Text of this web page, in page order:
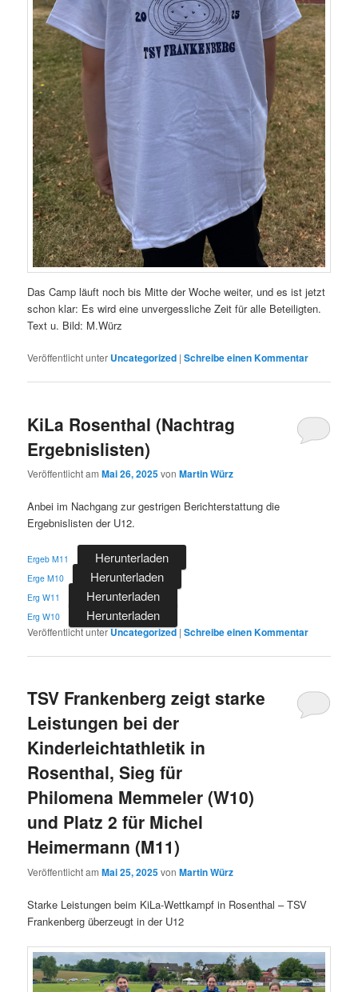
Das Camp läuft noch bis Mitte der Woche weiter, und es ist jetzt
schon klar: Es wird eine unvergessliche Zeit für alle Beteiligten.
Text u. Bild: M.Würz
Veröffentlicht unter Uncategorized |Schreibe einen Kommentar
KiLa Rosenthal (Nachtrag
Ergebnislisten)
Veröffentlicht amMai 26, 2025vonMartin Würz
Anbei im Nachgang zur gestrigen Berichterstattung die
Ergebnislisten der U12.
Ergeb M11 Herunterladen
Erge M10 Herunterladen
Erg W11 Herunterladen
Erg W10 Herunterladen
Veröffentlicht unterUncategorized |Schreibe einen Kommentar
TSV Frankenberg zeigt starke
Leistungen bei der
Kinderleichtathletik in
Rosenthal, Sieg für
Philomena Memmeler (W10)
und Platz 2 für Michel
Heimermann (M11)
Veröffentlicht amMai 25, 2025vonMartin Würz
Starke Leistungen beim KiLa-Wettkampf in Rosenthal – TSV
Frankenberg überzeugt in der U12